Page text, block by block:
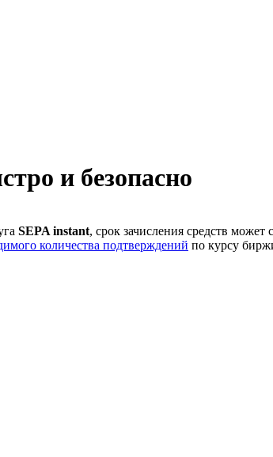
и безопасно
SEPA instant, срок зачисления средств может
количества подтверждений по курсу